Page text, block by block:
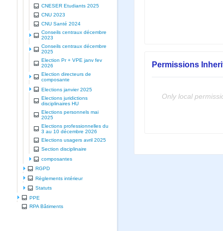
CNESER Etudiants 2025
CNU 2023
CNU Santé 2024
Conseils centraux décembre
2023
Conseils centraux décembre
2025
Election Pr + VPE janv fev
2026
Election directeurs de
composante
Elections janvier 2025
Elections juridictions
disciplinaires HU
Elections personnels mai
2025
Elections professionnelles du
3 au 10 décembre 2026
Elections usagers avril 2025
Section disciplinaire
composantes
RGPD
Règlements intérieur
Statuts
PPE
RPA Bâtiments
Permissions
Only local